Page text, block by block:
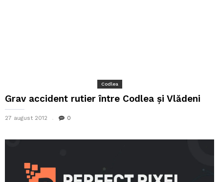
Codlea
Grav accident rutier între Codlea și Vlădeni
27 august 2012 0